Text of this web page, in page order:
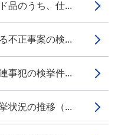
品のうち、仕...
不正事案の検...
事犯の検挙件...
状況の推移（...